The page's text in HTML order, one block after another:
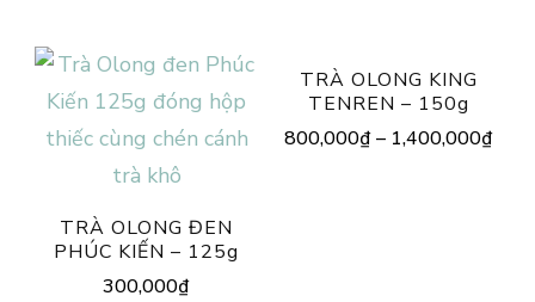
TRÀ OLONG ĐEN
PHÚC KIẾN – 125g
300,000₫
TRÀ OLONG KING
TENREN – 150g
800,000₫– 1,400,000₫